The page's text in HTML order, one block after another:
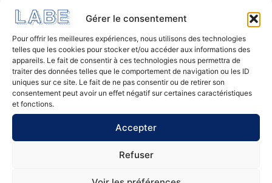
Gérer le consentement
Pour offrir les meilleures expériences, nous utilisons des technologies
telles que les cookies pour stocker et/ou accéder aux informations des
appareils. Le fait de consentir à ces technologies nous permettra de
traiter des données telles que le comportement de navigation ou les ID
uniques sur ce site. Le fait de ne pas consentir ou de retirer son
consentement peut avoir un effet négatif sur certaines caractéristiques
et fonctions.
Accepter
Refuser
Table des matières
Aucun titre n’a été trouvé sur cette page.